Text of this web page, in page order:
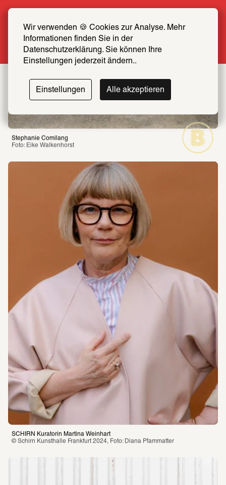
Wir verwenden 🍪 Cookies zur Analyse. Mehr
Informationen finden Sie in der
Datenschutzerklärung. Sie können Ihre
Einstellungen jederzeit ändern..
Einstellungen Alle akzeptieren
SCHIRN FREUND*IN werden
Mehr erfahren
SCHIRN Kuratorin Martina Weinhart
© Schirn Kunsthalle Frankfurt 2024, Foto: Diana Pfammatter